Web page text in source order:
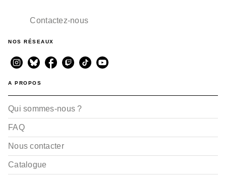
Contactez-nous
NOS RÉSEAUX
A PROPOS
Qui sommes-nous ?
FAQ
Nous contacter
Catalogue